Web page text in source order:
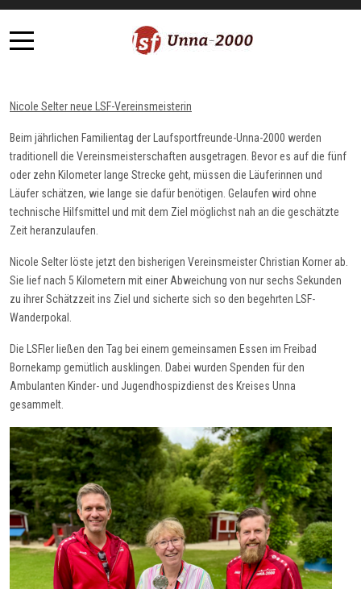
Mobile Menu Toggle
Nicole Selter neue LSF-Vereinsmeisterin
Beim jährlichen Familientag der Laufsportfreunde-Unna-2000 werden
traditionell die Vereinsmeisterschaften ausgetragen. Bevor es auf die fünf
oder zehn Kilometer lange Strecke geht, müssen die Läuferinnen und
Läufer schätzen, wie lange sie dafür benötigen. Gelaufen wird ohne
technische Hilfsmittel und mit dem Ziel möglichst nah an die geschätzte
Zeit heranzulaufen.
Nicole Selter löste jetzt den bisherigen Vereinsmeister Christian Korner ab.
Sie lief nach 5 Kilometern mit einer Abweichung von nur sechs Sekunden
zu ihrer Schätzzeit ins Ziel und sicherte sich so den begehrten LSF-
Wanderpokal.
Die LSFler ließen den Tag bei einem gemeinsamen Essen im Freibad
Bornekamp gemütlich ausklingen. Dabei wurden Spenden für den
Ambulanten Kinder- und Jugendhospizdienst des Kreises Unna
gesammelt.